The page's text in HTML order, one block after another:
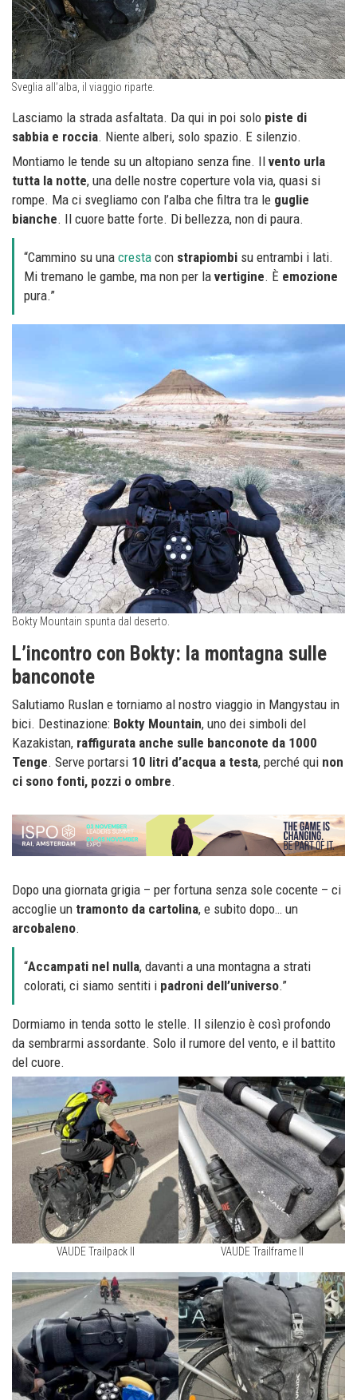
Sveglia all’alba, il viaggio riparte.
Lasciamo la strada asfaltata. Da qui in poi solo piste di
sabbia e roccia. Niente alberi, solo spazio. E silenzio.
Montiamo le tende su un altopiano senza fine. Il vento urla
tutta la notte, una delle nostre coperture vola via, quasi si
rompe. Ma ci svegliamo con l’alba che filtra tra le guglie
bianche. Il cuore batte forte. Di bellezza, non di paura.
“Cammino su una cresta con strapiombi su entrambi i lati.
Mi tremano le gambe, ma non per la vertigine. È emozione
pura.”
Bokty Mountain spunta dal deserto.
L’incontro con Bokty: la montagna sulle
banconote
Salutiamo Ruslan e torniamo al nostro viaggio in Mangystau in
bici. Destinazione: Bokty Mountain, uno dei simboli del
Kazakistan, raffigurata anche sulle banconote da 1000
Tenge. Serve portarsi 10 litri d’acqua a testa, perché qui non
ci sono fonti, pozzi o ombre.
Dopo una giornata grigia – per fortuna senza sole cocente – ci
accoglie un tramonto da cartolina, e subito dopo… un
arcobaleno.
“Accampati nel nulla, davanti a una montagna a strati
colorati, ci siamo sentiti i padroni dell’universo.”
Dormiamo in tenda sotto le stelle. Il silenzio è così profondo
da sembrarmi assordante. Solo il rumore del vento, e il battito
del cuore.
VAUDE Trailpack II VAUDE Trailframe II